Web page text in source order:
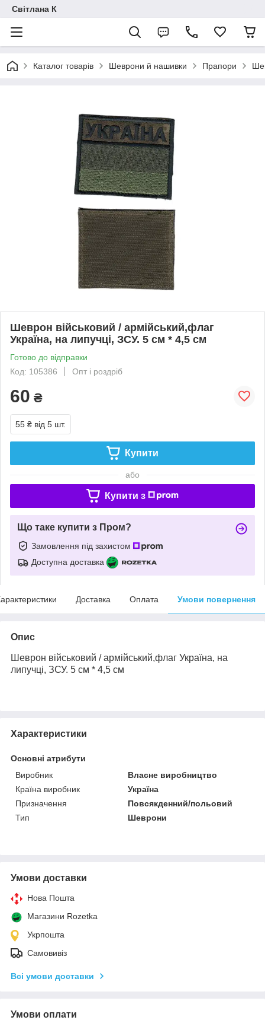
Світлана К
Каталог товарів Шеврони й нашивки Прапори
Шеврон військовий / армійський,флаг
Україна, на липучці, ЗСУ. 5 см * 4,5 см
Готово до відправки
Код: 105386
Опт і роздріб
60 ₴
55 ₴ від 5 шт.
Купити
або
Купити з
Що таке купити з Пром?
Замовлення під захистом
Доступна доставка
Доставка Оплата Умови повернення
Опис
Шеврон військовий / армійський,флаг Україна, на
липучці, ЗСУ. 5 см * 4,5 см
Характеристики
Основні атрибути
Виробник
Власне виробництво
Країна виробник
Україна
Призначення
Повсякденний/польовий
Тип
Шеврони
Умови доставки
Нова Пошта
Магазини Rozetka
Укрпошта
Самовивіз
Всі умови доставки
Умови оплати